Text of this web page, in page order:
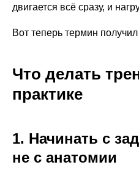
двигается всё сразу, и
Вот теперь термин
Что делать
практике
1. Начинать с
не с анатомии